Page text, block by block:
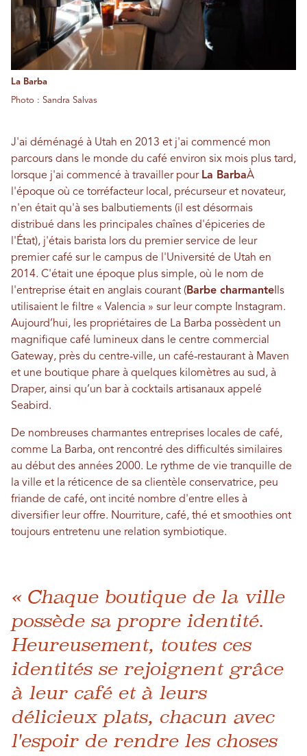
La Barba
Photo : Sandra Salvas
J'ai déménagé à Utah en 2013 et j'ai commencé mon
parcours dans le monde du café environ six mois plus tard,
lorsque j'ai commencé à travailler pour La BarbaÀ
l'époque où ce torréfacteur local, précurseur et novateur,
n'en était qu'à ses balbutiements (il est désormais
distribué dans les principales chaînes d'épiceries de
l'État), j'étais barista lors du premier service de leur
premier café sur le campus de l'Université de Utah en
2014. C'était une époque plus simple, où le nom de
l'entreprise était en anglais courant (Barbe charmanteIls
utilisaient le filtre « Valencia » sur leur compte Instagram.
Aujourd’hui, les propriétaires de La Barba possèdent un
magnifique café lumineux dans le centre commercial
Gateway, près du centre-ville, un café-restaurant à Maven
et une boutique phare à quelques kilomètres au sud, à
Draper, ainsi qu’un bar à cocktails artisanaux appelé
Seabird.
De nombreuses charmantes entreprises locales de café,
comme La Barba, ont rencontré des difficultés similaires
au début des années 2000. Le rythme de vie tranquille de
la ville et la réticence de sa clientèle conservatrice, peu
friande de café, ont incité nombre d'entre elles à
diversifier leur offre. Nourriture, café, thé et smoothies ont
toujours entretenu une relation symbiotique.
« Chaque boutique de la ville
possède sa propre identité.
Heureusement, toutes ces
identités se rejoignent grâce
à leur café et à leurs
délicieux plats, chacun avec
l'espoir de rendre les choses